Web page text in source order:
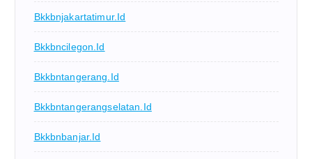
Bkkbnjakartatimur.id
Bkkbncilegon.id
Bkkbntangerang.id
Bkkbntangerangselatan.id
Bkkbnbanjar.id